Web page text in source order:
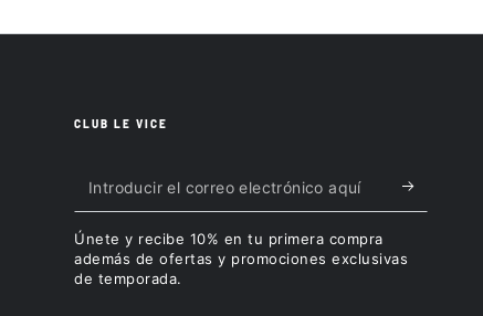
CLUB LE VICE
Introducir
el
correo
electrónico
Únete y recibe 10% en tu primera compra
además de ofertas y promociones exclusivas
de temporada.